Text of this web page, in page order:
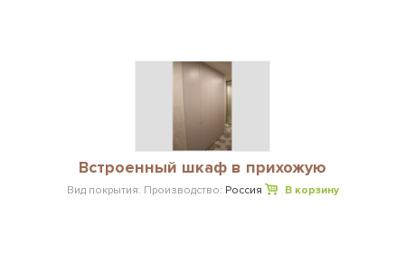
Встроенный шкаф в прихожую
Вид покрытия: Производство: Россия В корзину